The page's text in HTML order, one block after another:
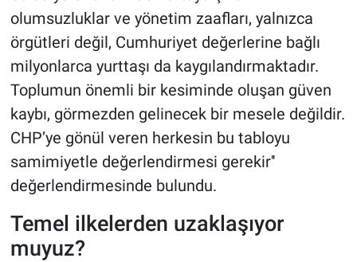
olumsuzluklar ve yönetim zaafları, yalnızca
örgütleri değil, Cumhuriyet değerlerine bağlı
milyonlarca yurttaşı da kaygılandırmaktadır.
Toplumun önemli bir kesiminde oluşan güven
kaybı, görmezden gelinecek bir mesele değildir.
CHP’ye gönül veren herkesin bu tabloyu
samimiyetle değerlendirmesi gerekir''
değerlendirmesinde bulundu.
Temel ilkelerden uzaklaşıyor
muyuz?